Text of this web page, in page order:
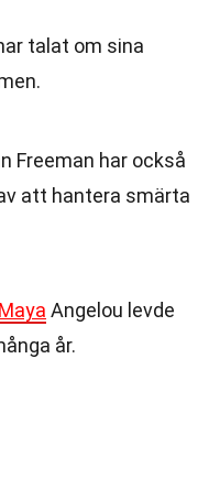
talat om sina
Freeman har också
att hantera smärta
Maya Angelou levde
år.